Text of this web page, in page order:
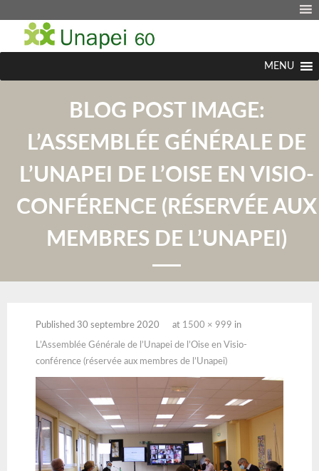
MENU
BLOG POST IMAGE:
L’ASSEMBLÉE GÉNÉRALE DE
L’UNAPEI DE L’OISE EN VISIO-
CONFÉRENCE (RÉSERVÉE AUX
MEMBRES DE L’UNAPEI)
Published 30 septembre 2020 at 1500 × 999 in
L’Assemblée Générale de l’Unapei de l’Oise en Visio-
conférence (réservée aux membres de l’Unapei)